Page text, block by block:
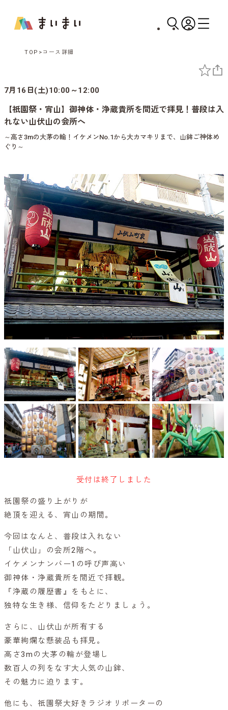
TOP コース詳細
7月16日(土)10:00～12:00
【祇園祭・宵山】御神体・浄蔵貴所を間近で拝見！普段は入
れない山伏山の会所へ
～高さ3mの大茅の輪！イケメンNo.1から大カマキリまで、山鉾ご神体め
ぐり～
受付は終了しました
祇園祭の盛り上がりが
絶頂を迎える、宵山の期間。
今回はなんと、普段は入れない
「山伏山」の会所2階へ。
イケメンナンバー1の呼び声高い
御神体・浄蔵貴所を間近で拝観。
『浄蔵の履歴書』をもとに、
独特な生き様、信仰をたどりましょう。
さらに、山伏山が所有する
豪華絢爛な懸装品も拝見。
高さ3mの大茅の輪が登場し
数百人の列をなす大人気の山鉾、
その魅力に迫ります。
他にも、祇園祭大好きラジオリポーターの